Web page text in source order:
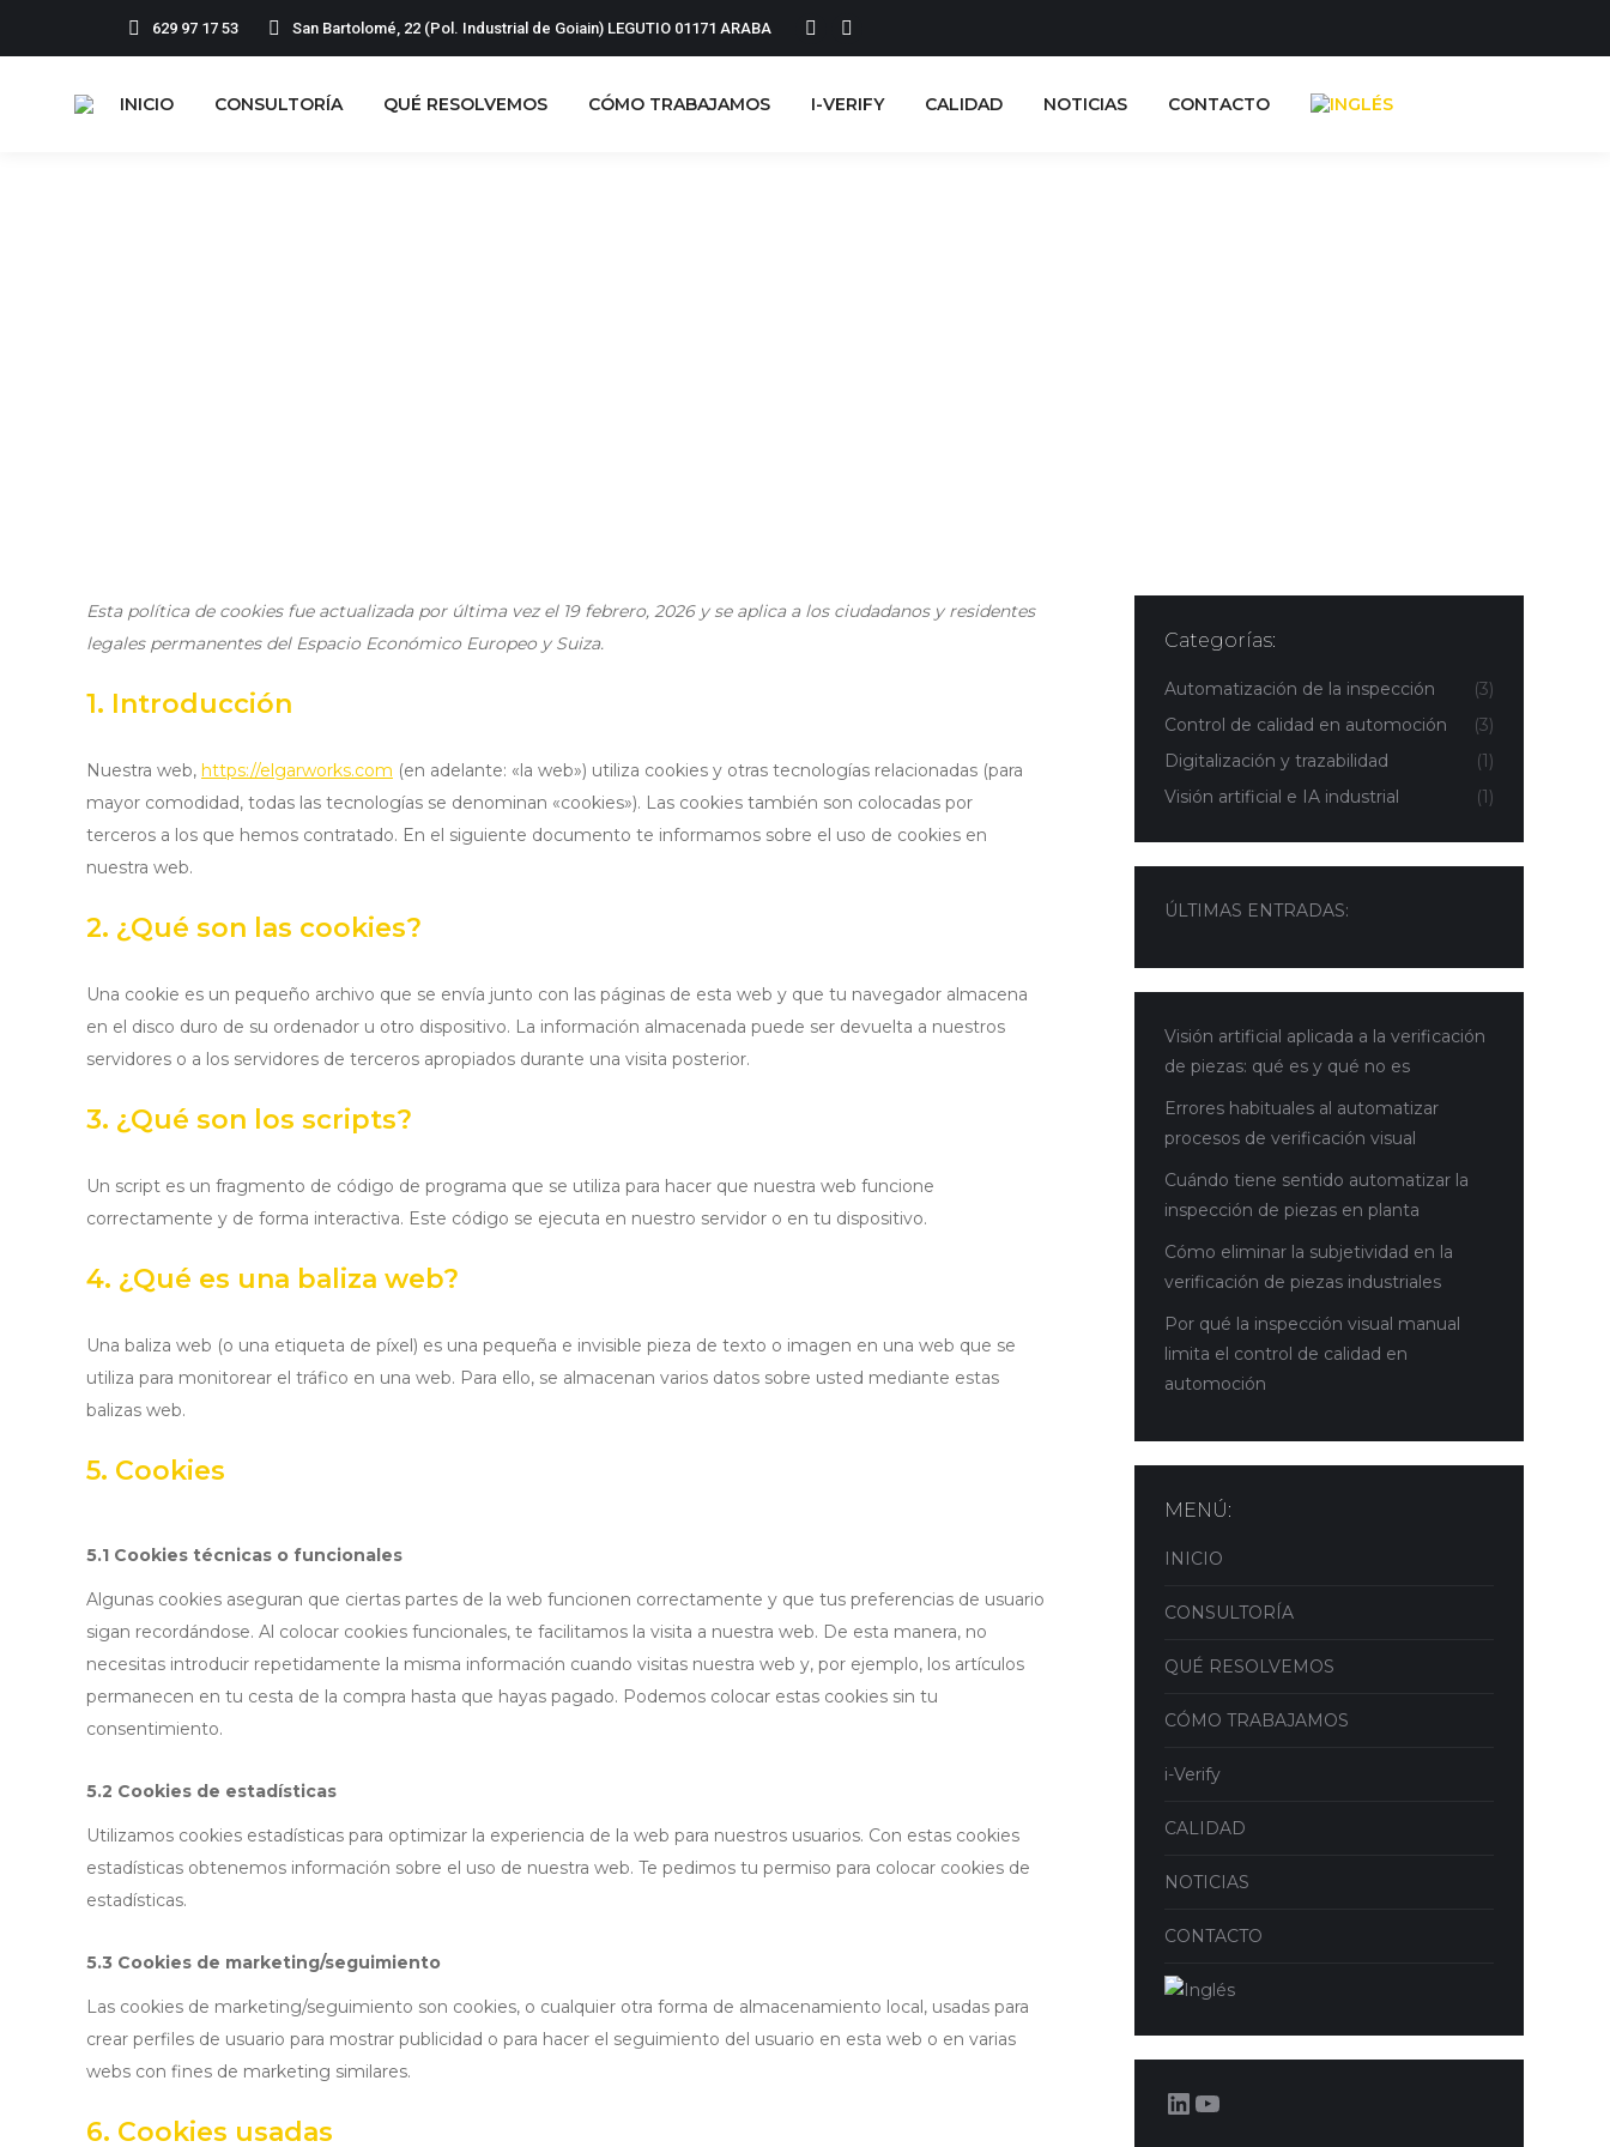
629 97 17 53 San Bartolomé, 22 (Pol. Industrial de Goiain) LEGUTIO 01171 ARABA
Linkedin
opens
YouTube
opens
INICIO CONSULTORÍA QUÉ RESOLVEMOS CÓMO TRABAJAMOS I-VERIFY CALIDAD NOTICIAS CONTACTO
Esta política de cookies fue actualizada por última vez el 19 febrero, 2026 y se aplica a los ciudadanos y residentes
legales permanentes del Espacio Económico Europeo y Suiza.
1. Introducción
Nuestra web, https://elgarworks.com (en adelante: «la web») utiliza cookies y otras tecnologías relacionadas (para
mayor comodidad, todas las tecnologías se denominan «cookies»). Las cookies también son colocadas por
terceros a los que hemos contratado. En el siguiente documento te informamos sobre el uso de cookies en
nuestra web.
2. ¿Qué son las cookies?
Una cookie es un pequeño archivo que se envía junto con las páginas de esta web y que tu navegador almacena
en el disco duro de su ordenador u otro dispositivo. La información almacenada puede ser devuelta a nuestros
servidores o a los servidores de terceros apropiados durante una visita posterior.
3. ¿Qué son los scripts?
Un script es un fragmento de código de programa que se utiliza para hacer que nuestra web funcione
correctamente y de forma interactiva. Este código se ejecuta en nuestro servidor o en tu dispositivo.
4. ¿Qué es una baliza web?
Una baliza web (o una etiqueta de píxel) es una pequeña e invisible pieza de texto o imagen en una web que se
utiliza para monitorear el tráfico en una web. Para ello, se almacenan varios datos sobre usted mediante estas
balizas web.
5. Cookies
5.1 Cookies técnicas o funcionales
Algunas cookies aseguran que ciertas partes de la web funcionen correctamente y que tus preferencias de usuario
sigan recordándose. Al colocar cookies funcionales, te facilitamos la visita a nuestra web. De esta manera, no
necesitas introducir repetidamente la misma información cuando visitas nuestra web y, por ejemplo, los artículos
permanecen en tu cesta de la compra hasta que hayas pagado. Podemos colocar estas cookies sin tu
consentimiento.
5.2 Cookies de estadísticas
Utilizamos cookies estadísticas para optimizar la experiencia de la web para nuestros usuarios. Con estas cookies
estadísticas obtenemos información sobre el uso de nuestra web. Te pedimos tu permiso para colocar cookies de
estadísticas.
5.3 Cookies de marketing/seguimiento
Las cookies de marketing/seguimiento son cookies, o cualquier otra forma de almacenamiento local, usadas para
crear perfiles de usuario para mostrar publicidad o para hacer el seguimiento del usuario en esta web o en varias
webs con fines de marketing similares.
6. Cookies usadas
Categorías:
Automatización de la inspección
(3)
Control de calidad en automoción
(3)
Digitalización y trazabilidad
(1)
Visión artificial e IA industrial
(1)
ÚLTIMAS ENTRADAS:
Visión artificial aplicada a la verificación
de piezas: qué es y qué no es
Errores habituales al automatizar
procesos de verificación visual
Cuándo tiene sentido automatizar la
inspección de piezas en planta
Cómo eliminar la subjetividad en la
verificación de piezas industriales
Por qué la inspección visual manual
limita el control de calidad en
automoción
MENÚ:
INICIO
CONSULTORÍA
QUÉ RESOLVEMOS
CÓMO TRABAJAMOS
i-Verify
CALIDAD
NOTICIAS
CONTACTO
LinkedIn
YouTube